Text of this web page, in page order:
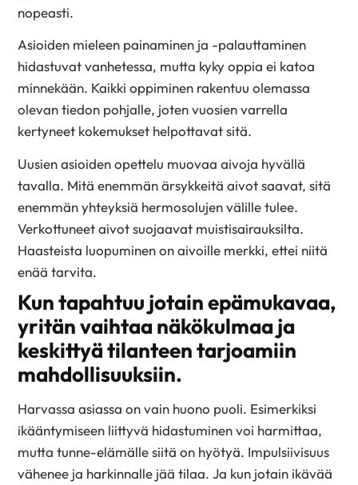
nopeasti.
Asioiden mieleen painaminen ja -palauttaminen
hidastuvat vanhetessa, mutta kyky oppia ei katoa
minnekään. Kaikki oppiminen rakentuu olemassa
olevan tiedon pohjalle, joten vuosien varrella
kertyneet kokemukset helpottavat sitä.
Uusien asioiden opettelu muovaa aivoja hyvällä
tavalla. Mitä enemmän ärsykkeitä aivot saavat, sitä
enemmän yhteyksiä hermosolujen välille tulee.
Verkottuneet aivot suojaavat muistisairauksilta.
Haasteista luopuminen on aivoille merkki, ettei niitä
enää tarvita.
Kun tapahtuu jotain epämukavaa,
yritän vaihtaa näkökulmaa ja
keskittyä tilanteen tarjoamiin
mahdollisuuksiin.
Harvassa asiassa on vain huono puoli. Esimerkiksi
ikääntymiseen liittyvä hidastuminen voi harmittaa,
mutta tunne-elämälle siitä on hyötyä. Impulsiivisuus
vähenee ja harkinnalle jää tilaa. Ja kun jotain ikävää